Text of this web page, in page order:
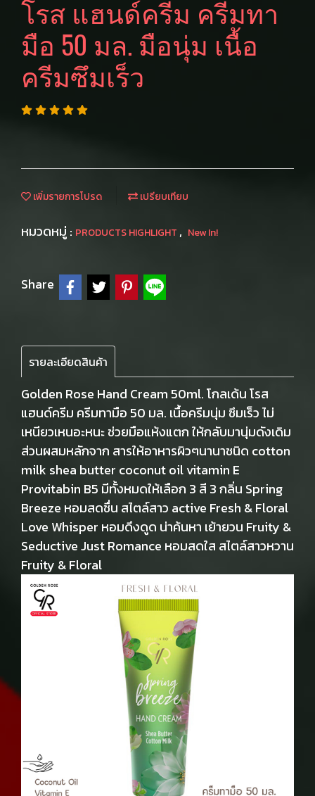
โรส แฮนด์ครีม ครีมทา
มือ 50 มล. มือนุ่ม เนื้อ
ครีมซึมเร็ว
เพิ่มรายการโปรด เปรียบเทียบ
หมวดหมู่ : PRODUCTS HIGHLIGHT , New In!
Share
รายละเอียดสินค้า
Golden Rose Hand Cream 50ml. โกลเด้น โรส
แฮนด์ครีม ครีมทามือ 50 มล. เนื้อครีมนุ่ม ซึมเร็ว ไม่
เหนียวเหนอะหนะ ช่วยมือแห้งแตก ให้กลับมานุ่มดังเดิม
ส่วนผสมหลักจาก สารให้อาหารผิวๆนานาชนิด cotton
milk shea butter coconut oil vitamin E
Provitabin B5 มีทั้งหมดให้เลือก 3 สี 3 กลิ่น Spring
Breeze หอมสดชื่น สไตล์สาว active Fresh & Floral
Love Whisper หอมดึงดูด น่าค้นหา เย้ายวน Fruity &
Seductive Just Romance หอมสดใส สไตล์สาวหวาน
Fruity & Floral